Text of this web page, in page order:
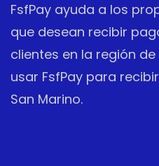
FsfPay ayuda a los
que desean recibir
clientes en la región de
usar FsfPay para
San Marino.